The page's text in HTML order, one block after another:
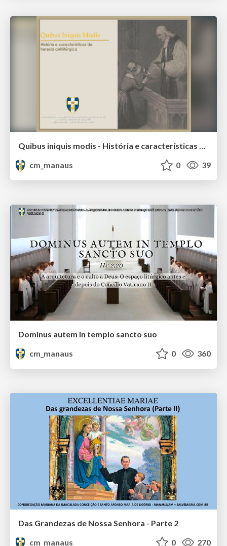
Quibus iniquis modis - História e características da heresia antilitúrgica
cm_manaus
0 39
Dominus autem in templo sancto suo
cm_manaus
0 360
Das Grandezas de Nossa Senhora - Parte 2
cm_manaus
0 270